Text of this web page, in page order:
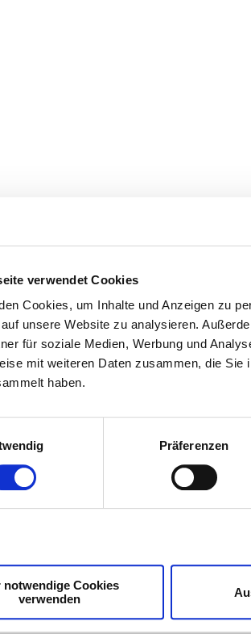
verwendet Cookies
Cookies, um Inhalte und Anzeigen zu
unsere Website zu analysieren.
für soziale Medien, Werbung und
mit weiteren Daten zusammen, die
haben.
Präferenzen
notwendige Cookies
verwenden